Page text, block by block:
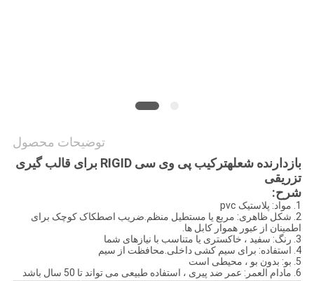
توضیحات محصول
بازدارنده شعله
ترکیب پی وی سی RIGID برای قالب گیری
تزریقی
شرح:
1. مواد: پلاستیک pvc
2. شکل ظاهری: مربع یا مستطیل منظم.ضریب اصطکاک کوچک برای
اطمینان از عبور هموار کابل ها.
3. رنگ: سفید ، خاکستری یا متناسب با نیازهای شما
4. استفاده: برای سیم کشی داخلی.محافظت از سیم
5. بو: بدون بو ، محیطی است
6. مادام العمر: عمر ضد پیری ، استفاده طبیعی می تواند تا 50 سال باشد